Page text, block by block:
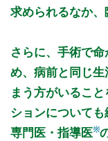
求められるなか、
さらに、手術で
め、病前と同じ
まう方がいるこ
ションについて
専門医・指導医※